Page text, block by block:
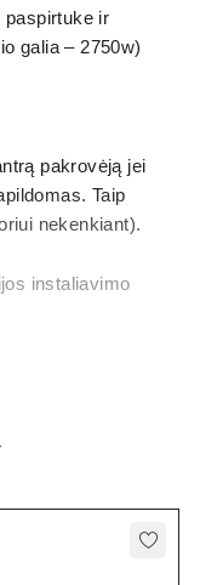
paspirtuke ir
galia – 2750w)
pakrovėją jei
Taip
nekenkiant).
instaliavimo
teirautis